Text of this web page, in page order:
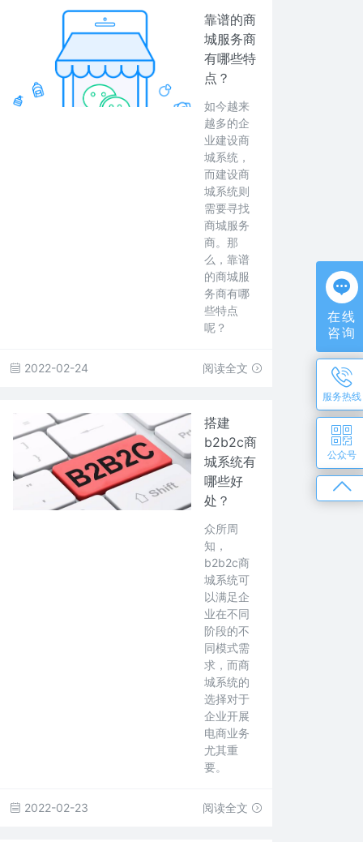
靠谱的商
城服务商
有哪些特
点？
如今越来
越多的企
业建设商
城系统，
而建设商
城系统则
需要寻找
商城服务
商。那
么，靠谱
的商城服
务商有哪
些特点
呢？
2022-02-24 阅读全文
搭建
b2b2c商
城系统有
哪些好
处？
众所周
知，
b2b2c商
城系统可
以满足企
业在不同
阶段的不
同模式需
求，而商
城系统的
选择对于
企业开展
电商业务
尤其重
要。
2022-02-23 阅读全文
在线
咨询
服务热线
公众号